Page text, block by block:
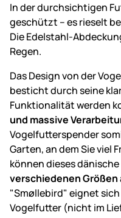
In der durchsichtigen
geschützt – es rieselt
Die Edelstahl-
Regen.
Das Design von der
besticht durch seine
Funktionalität werden
und massive
Vogelfutterspender
Garten, an dem Sie viel
können dieses
verschiedenen Größen
"Smøllebird" eignet
Vogelfutter (nicht im